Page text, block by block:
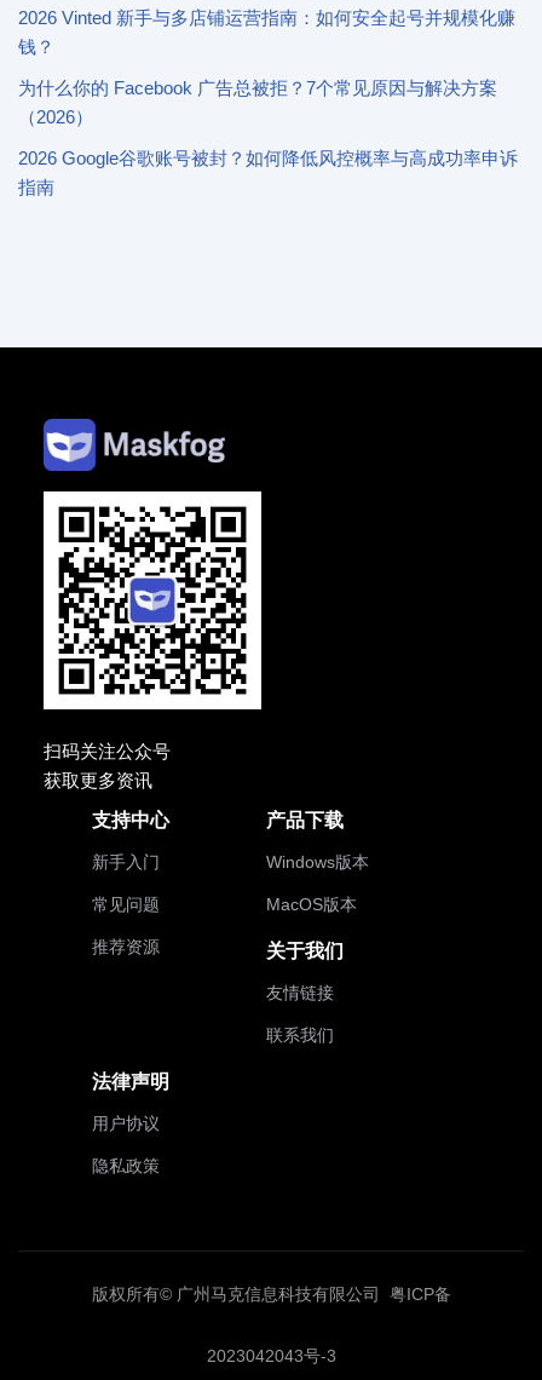
2026 Vinted 新手与多店铺运营指南：如何安全起号并规模化赚
钱？
为什么你的 Facebook 广告总被拒？7个常见原因与解决方案
（2026）
2026 Google谷歌账号被封？如何降低风控概率与高成功率申诉
指南
扫码关注公众号
获取更多资讯
支持中心
新手入门
常见问题
推荐资源
产品下载
Windows版本
MacOS版本
关于我们
友情链接
联系我们
法律声明
用户协议
隐私政策
版权所有© 广州马克信息科技有限公司 粤ICP备
2023042043号-3